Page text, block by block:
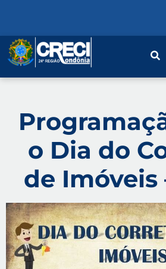
o Dia do
de Imóveis